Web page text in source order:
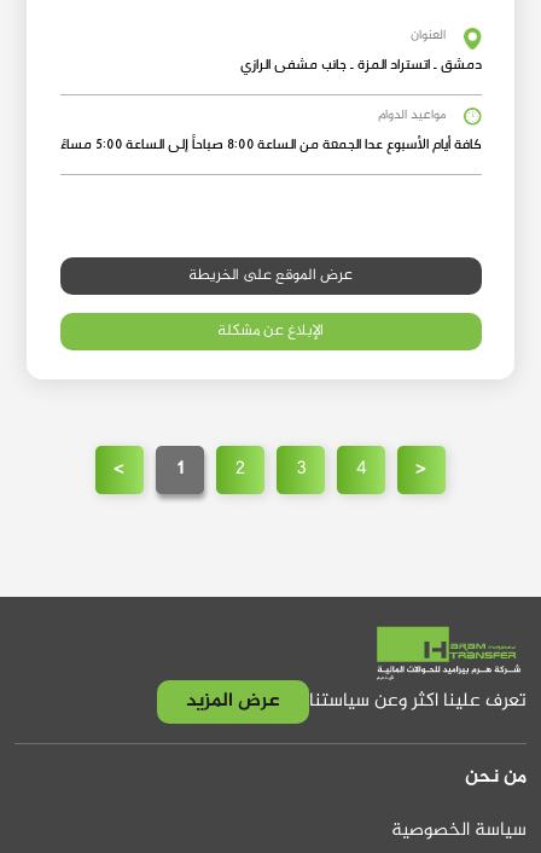
العنوان
دمشق ـ اتستراد المزة ـ جانب مشفى الرازي
مواعيد الدوام
كافة أيام الأسبوع عدا الجمعة من الساعة 8:00 صباحاً إلى الساعة 5:00 مساءً
عرض الموقع على الخريطة
الإبلاغ عن مشكلة
> 1 2 3 4 <
تعرف علينا اكثر وعن سياستنا عرض المزيد
من نحن
سياسة الخصوصية